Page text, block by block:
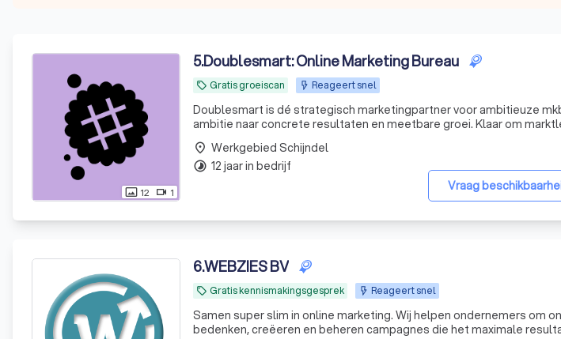
photo_size_select_actual 12 videocam 1
5.Doublesmart: Online Marketing Bureau
local_offer Gratis groeiscan Reageert snel
Doublesmart is dé strategisch marketingpartner voor ambitieuze
ambitie naar concrete resultaten en meetbare groei. Klaar om
Vraag
place Werkgebied Schijndel
timelapse 12 jaar in bedrijf
6.WEBZIES BV
local_offer Gratis kennismakingsgesprek Reageert snel
Samen super slim in online marketing. Wij helpen ondernemers om
bedenken, creëeren en beheren campagnes die het maximale